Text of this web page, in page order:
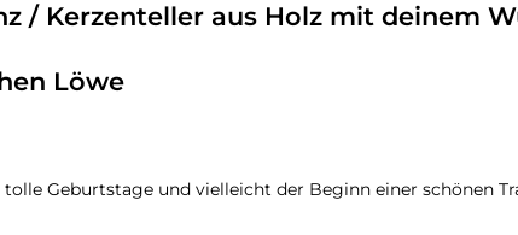
/ Kerzenteller aus Holz mit deinem
Löwe
Geburtstage und vielleicht der Beginn einer schönen